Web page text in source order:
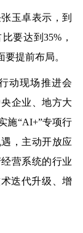
玉卓表示，到
要达到35%，
提前布局。
动现场推进会
企业、地方大
施“AI+”专项行
，主动开放应
营系统的行业
迭代升级、增